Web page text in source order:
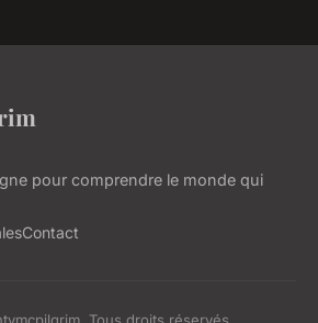
pour comprendre le monde qui
Contact